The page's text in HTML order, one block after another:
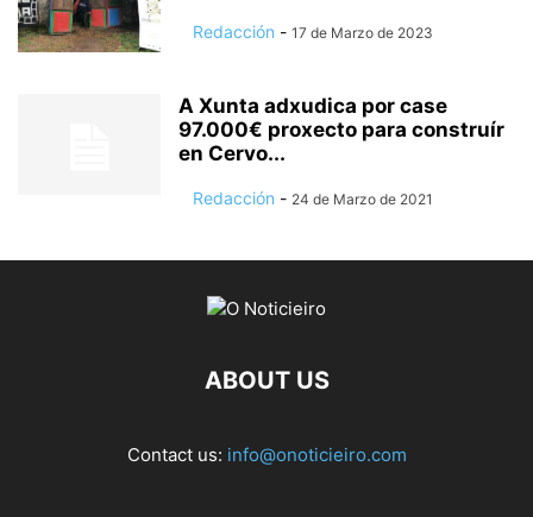
Redacción - 17 de Marzo de 2023
A Xunta adxudica por case
97.000€ proxecto para construír
en Cervo...
Redacción - 24 de Marzo de 2021
ABOUT US
Contact us: info@onoticieiro.com